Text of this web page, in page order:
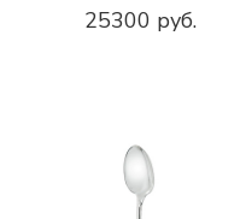
25300 руб.